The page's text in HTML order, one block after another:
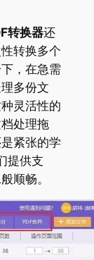
转换器还
转换多个
，在急需
多份文
灵活性的
处理拖
紧张的学
提供支
顺畅。